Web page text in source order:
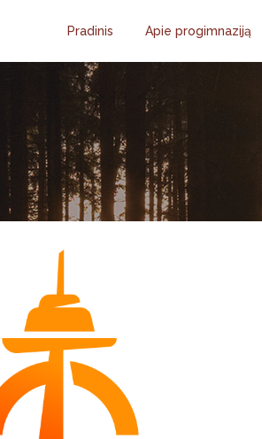
Pradinis Apie progimnaziją